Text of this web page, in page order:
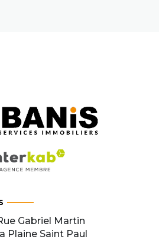
Gabriel Martin
Plaine Saint Paul